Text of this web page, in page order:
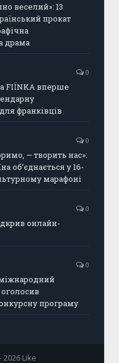
веселий»: 13
прокат
драма
0
FIÏNKA вперше
франківців
0
— творить нас»:
об’єднається у 16-
марафоні
0
онлайн-
0
програму
2026 Like